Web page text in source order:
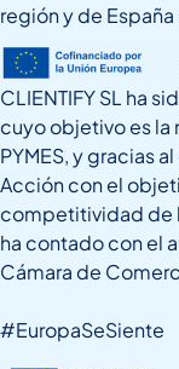
región y de
CLIENTIFY SL ha
cuyo objetivo es
PYMES, y gracias
Acción con el
competitividad de
ha contado con el
Cámara de
#EuropaSeSiente